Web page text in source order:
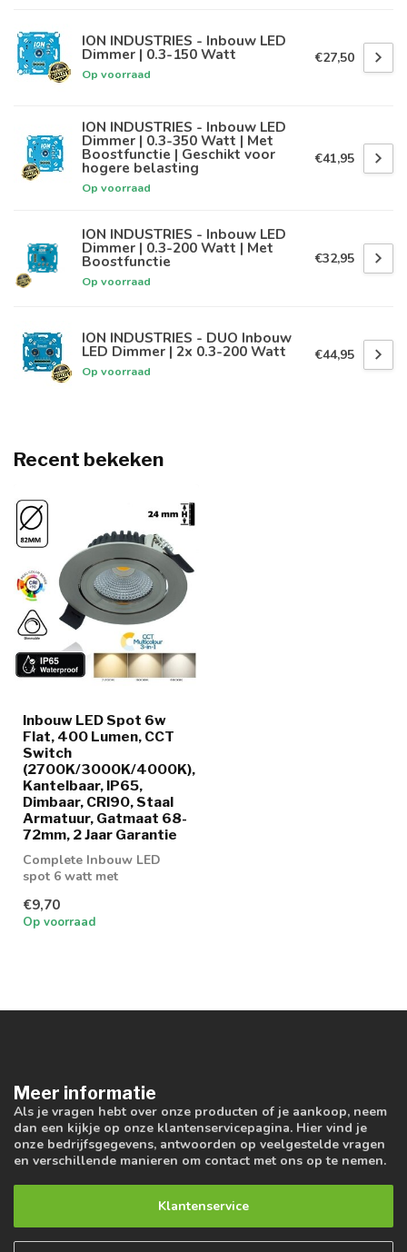
ION INDUSTRIES - Inbouw LED
Dimmer | 0.3-150 Watt
Op voorraad
€27,50
ION INDUSTRIES - Inbouw LED
Dimmer | 0.3-350 Watt | Met
Boostfunctie | Geschikt voor
hogere belasting
Op voorraad
€41,95
ION INDUSTRIES - Inbouw LED
Dimmer | 0.3-200 Watt | Met
Boostfunctie
Op voorraad
€32,95
ION INDUSTRIES - DUO Inbouw
LED Dimmer | 2x 0.3-200 Watt
Op voorraad
€44,95
Recent bekeken
Inbouw LED Spot 6w
Flat, 400 Lumen, CCT
Switch
(2700K/3000K/4000K),
Kantelbaar, IP65,
Dimbaar, CRI90, Staal
Armatuur, Gatmaat 68-
72mm, 2 Jaar Garantie
Complete Inbouw LED
spot 6 watt met
€9,70
Op voorraad
Meer informatie
Als je vragen hebt over onze producten of je aankoop, neem
dan een kijkje op onze klantenservicepagina. Hier vind je
onze bedrijfsgegevens, antwoorden op veelgestelde vragen
en verschillende manieren om contact met ons op te nemen.
Klantenservice